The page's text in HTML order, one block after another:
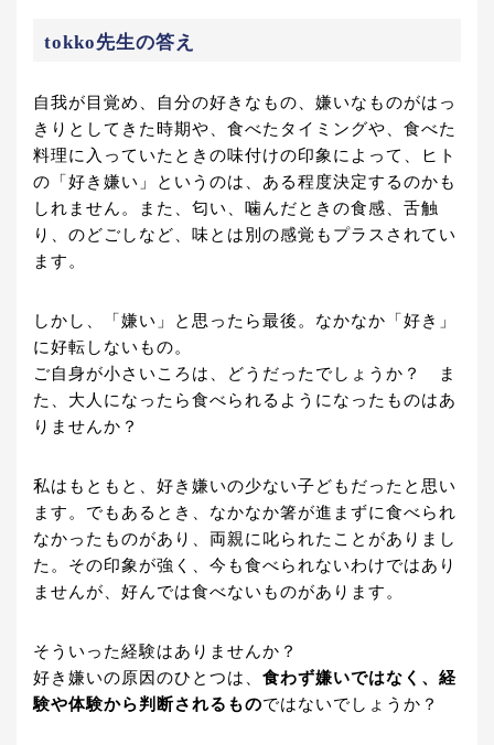
tokko先生の答え
自我が目覚め、自分の好きなもの、嫌いなものがはっ
きりとしてきた時期や、食べたタイミングや、食べた
料理に入っていたときの味付けの印象によって、ヒト
の「好き嫌い」というのは、ある程度決定するのかも
しれません。また、匂い、噛んだときの食感、舌触
り、のどごしなど、味とは別の感覚もプラスされてい
ます。
しかし、「嫌い」と思ったら最後。なかなか「好き」
に好転しないもの。
ご自身が小さいころは、どうだったでしょうか？ ま
た、大人になったら食べられるようになったものはあ
りませんか？
私はもともと、好き嫌いの少ない子どもだったと思い
ます。でもあるとき、なかなか箸が進まずに食べられ
なかったものがあり、両親に叱られたことがありまし
た。その印象が強く、今も食べられないわけではあり
ませんが、好んでは食べないものがあります。
そういった経験はありませんか？
好き嫌いの原因のひとつは、 食わず嫌いではなく、経
験や体験から判断されるものではないでしょうか？